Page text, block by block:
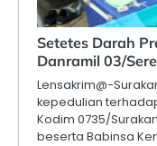
Setetes Darah
Danramil 03/
Lensakrim@-
kepedulian
Kodim 0735/
beserta Babinsa